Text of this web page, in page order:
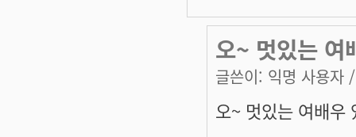
오~ 멋있는 여
글쓴이: 익명 사용자
오~ 멋있는 여배우